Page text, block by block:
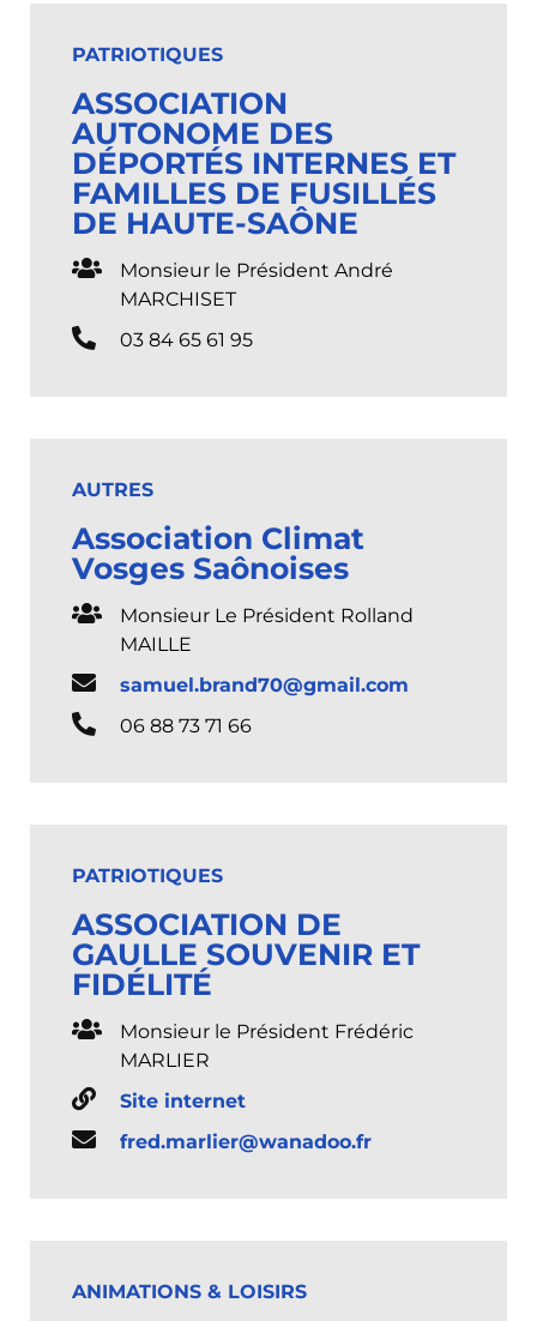
PATRIOTIQUES
ASSOCIATION
AUTONOME DES
DÉPORTÉS INTERNES ET
FAMILLES DE FUSILLÉS
DE HAUTE-SAÔNE
Monsieur le Président André
MARCHISET
03 84 65 61 95
AUTRES
Association Climat
Vosges Saônoises
Monsieur Le Président Rolland
MAILLE
samuel.brand70@gmail.com
06 88 73 71 66
PATRIOTIQUES
ASSOCIATION DE
GAULLE SOUVENIR ET
FIDÉLITÉ
Monsieur le Président Frédéric
MARLIER
Site internet
fred.marlier@wanadoo.fr
ANIMATIONS & LOISIRS